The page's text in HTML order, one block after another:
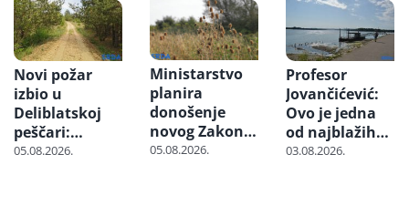
Novi požar
izbio u
Deliblatskoj
peščari:
Proširio se na
05.08.2026.
Ministarstvo
planira
donošenje
novog Zakona
o klimatskim
05.08.2026.
Profesor
Jovančićević:
Ovo je jedna
od najblažih
suša u 21.
03.08.2026.